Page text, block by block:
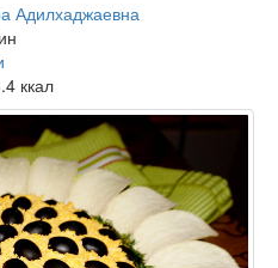
Адилхаджаевна
ккал